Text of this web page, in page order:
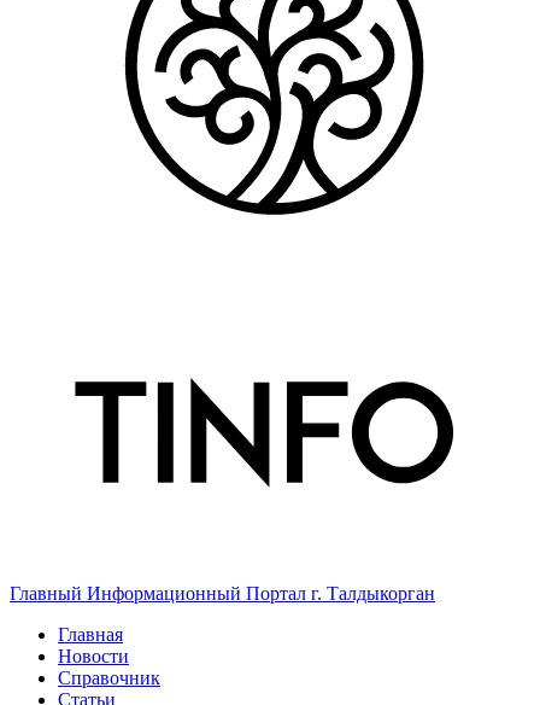
Главный Информационный Портал г. Талдыкорган
Главная
Новости
Справочник
Статьи